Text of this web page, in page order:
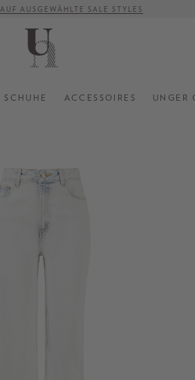
AUSGEWÄHLTE SALE STYLES
SCHUHE ACCESSOIRES UNGER